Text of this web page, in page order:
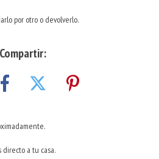
por otro o devolverlo.
Compartir:
directo a tu casa.